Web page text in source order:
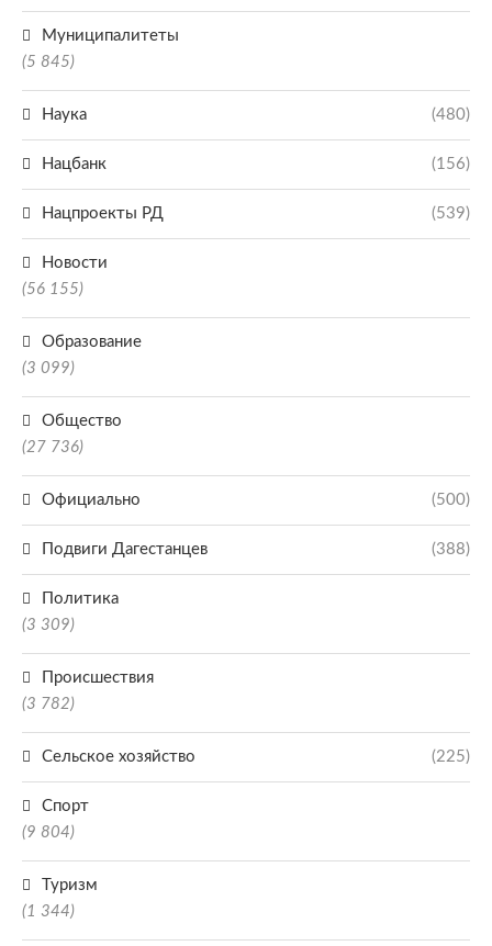
Муниципалитеты
(5 845)
Наука (480)
Нацбанк (156)
Нацпроекты РД (539)
Новости
(56 155)
Образование
(3 099)
Общество
(27 736)
Официально (500)
Подвиги Дагестанцев (388)
Политика
(3 309)
Происшествия
(3 782)
Сельское хозяйство (225)
Спорт
(9 804)
Туризм
(1 344)